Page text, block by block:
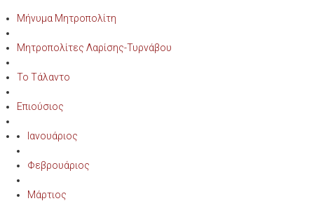
Μήνυμα Μητροπολίτη
Μητροπολίτες Λαρίσης-Τυρνάβου
Το Τάλαντο
Επιούσιος
Ιανουάριος
Φεβρουάριος
Μάρτιος